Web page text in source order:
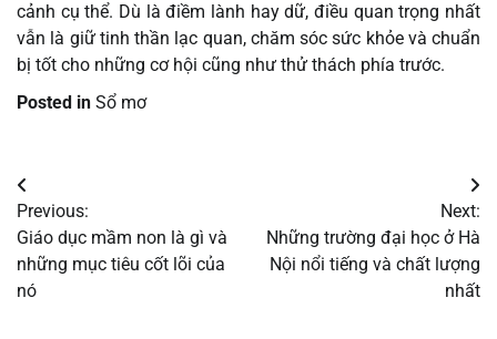
cảnh cụ thể. Dù là điềm lành hay dữ, điều quan trọng nhất
vẫn là giữ tinh thần lạc quan, chăm sóc sức khỏe và chuẩn
bị tốt cho những cơ hội cũng như thử thách phía trước.
Posted in Sổ mơ
Điều
hướng
bài
Previous:
Giáo dục mầm non là gì và
những mục tiêu cốt lõi của
nó
Next:
Những trường đại học ở Hà
Nội nổi tiếng và chất lượng
nhất